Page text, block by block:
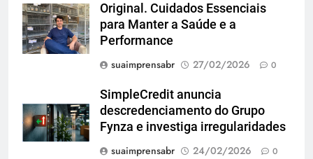
Original. Cuidados Essenciais
para Manter a Saúde e a
Performance
suaimprensabr
27/02/2026 0
SimpleCredit anuncia
descredenciamento do Grupo
Fynza e investiga irregularidades
suaimprensabr
24/02/2026 0